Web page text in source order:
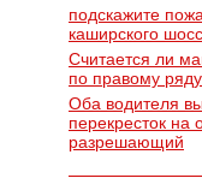
подскажите
каширского
Считается ли
по правому
Оба водителя
перекресток на
разрешающий